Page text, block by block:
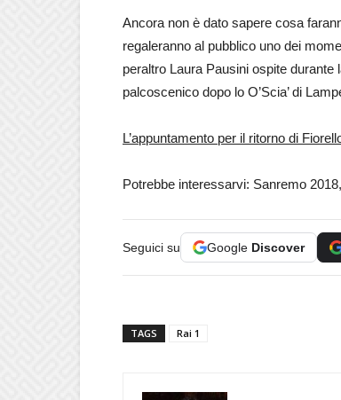
Ancora non è dato sapere cosa
regaleranno al pubblico uno dei
peraltro Laura Pausini ospite durante
palcoscenico dopo lo O’Scia’ di
L’appuntamento per il ritorno di
Potrebbe interessarvi: Sanremo 2018,
Seguici su Google Discover
TAGS Rai 1